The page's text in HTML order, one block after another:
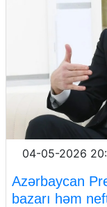
04-05-2026
Azərbaycan
bazarı həm